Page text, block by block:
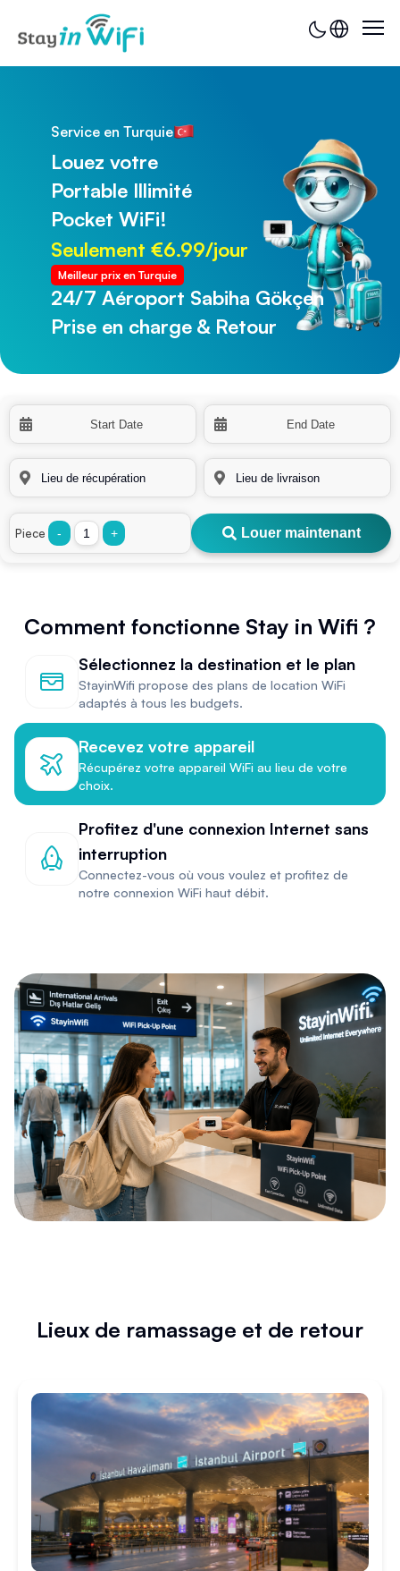
Service en Turquie
Louez votre
Portable Illimité
Pocket WiFi!
Seulement €6.99/jour
Meilleur prix en Turquie
24/7 Aéroport Sabiha Gökçen
Prise en charge & Retour
24/7 Aéroport de Trabzon
Prise en charge & Retour
Piece - + Louer maintenant
Comment fonctionne Stay in Wifi ?
Sélectionnez la destination et le plan
StayinWifi propose des plans de location WiFi
adaptés à tous les budgets.
Recevez votre appareil
Récupérez votre appareil WiFi au lieu de votre
choix.
Profitez d'une connexion Internet sans
interruption
Connectez-vous où vous voulez et profitez de
notre connexion WiFi haut débit.
Lieux de ramassage et de retour